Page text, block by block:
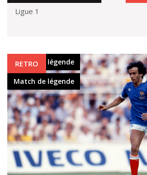
Match de légende
RETRO
Match de légende